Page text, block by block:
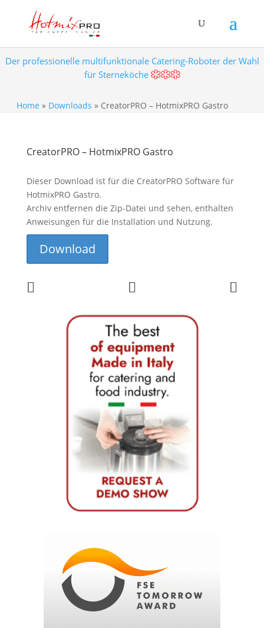
Der professionelle multifunktionale Catering-Roboter der Wahl
für Sterneköche
Home » Downloads » CreatorPRO – HotmixPRO Gastro
CreatorPRO – HotmixPRO Gastro
Dieser Download ist für die CreatorPRO Software für
HotmixPRO Gastro.
Archiv entfernen die Zip-Datei und sehen, enthalten
Anweisungen für die Installation und Nutzung.
Download